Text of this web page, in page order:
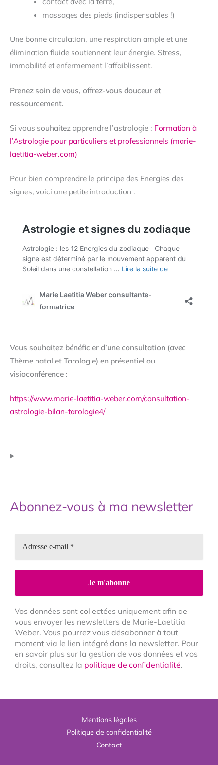
massages des pieds (indispensables !)
Une bonne circulation, une respiration ample et une
élimination fluide soutiennent leur énergie. Stress,
immobilité et enfermement l’affaiblissent.
Prenez soin de vous, offrez-vous douceur et
ressourcement.
Si vous souhaitez apprendre l’astrologie : Formation à
l’Astrologie pour particuliers et professionnels (marie-
laetitia-weber.com)
Pour bien comprendre le principe des Energies des
signes, voici une petite introduction :
Vous souhaitez bénéficier d’une consultation (avec
Thème natal et Tarologie) en présentiel ou
visioconférence :
https://www.marie-laetitia-weber.com/consultation-
astrologie-bilan-tarologie4/
Abonnez-vous à ma newsletter
Vos données sont collectées uniquement afin de
vous envoyer les newsletters de Marie-Laetitia
Weber. Vous pourrez vous désabonner à tout
moment via le lien intégré dans la newsletter. Pour
en savoir plus sur la gestion de vos données et vos
droits, consultez la politique de confidentialité.
Mentions légales
Politique de confidentialité
Contact